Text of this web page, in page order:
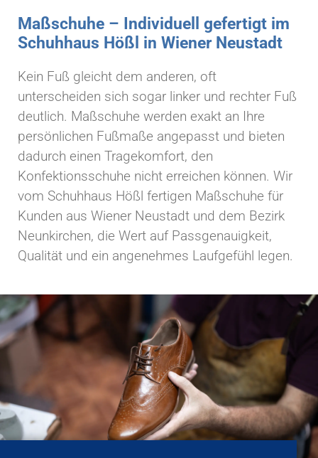
Maßschuhe – Individuell gefertigt im
Schuhhaus Hößl in Wiener Neustadt
Kein Fuß gleicht dem anderen, oft
unterscheiden sich sogar linker und rechter Fuß
deutlich. Maßschuhe werden exakt an Ihre
persönlichen Fußmaße angepasst und bieten
dadurch einen Tragekomfort, den
Konfektionsschuhe nicht erreichen können. Wir
vom Schuhhaus Hößl fertigen Maßschuhe für
Kunden aus Wiener Neustadt und dem Bezirk
Neunkirchen, die Wert auf Passgenauigkeit,
Qualität und ein angenehmes Laufgefühl legen.